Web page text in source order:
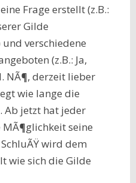
Frage erstellt (z.B.:
Gilde
verschiedene
(z.B.: Ja,
NÃ¶, derzeit lieber
wie lange die
jetzt hat jeder
seine
wird dem
wie sich die Gilde